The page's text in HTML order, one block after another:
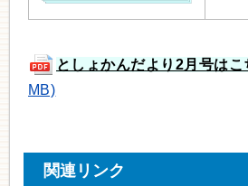
としょかんだより2月号はこ
MB)
関連リンク